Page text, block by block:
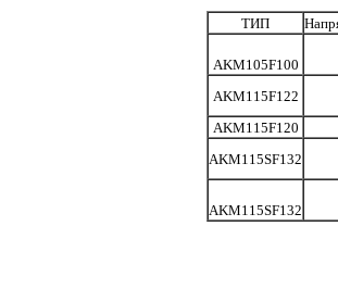
ТИП
AKM105F100
AKM115F122
AKM115F120
AKM115SF132
AKM115SF132